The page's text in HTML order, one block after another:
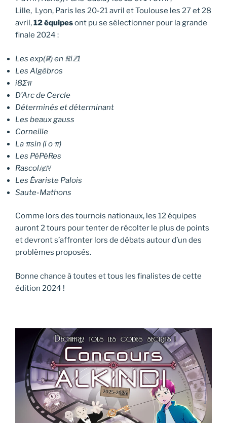
Lille, Lyon, Paris les 20-21 avril et Toulouse les 27 et 28
avril,12 équipesont pu se sélectionner pour la grande
finale 2024 :
Les exp(ℝ) en ℝiℤ1
Les Algèbros
i8Σπ
D’Arc de Cercle
Déterminés et déterminant
Les beaux gauss
Corneille
La πsin (i o π)
Les PéPèRes
Rascol𝑖∉ℕ
Les Évariste Palois
Saute-Mathons
Comme lors des tournois nationaux, les 12 équipes
auront 2 tours pour tenter de récolter le plus de points
et devront s’affronter lors de débats autour d’un des
problèmes proposés.
Bonne chance à toutes et tous les finalistes de cette
édition 2024 !